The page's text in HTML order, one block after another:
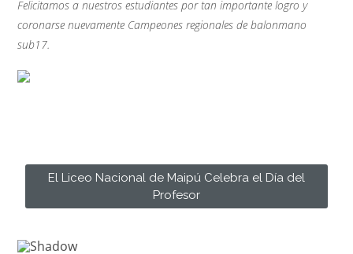
Felicitamos a nuestros estudiantes por tan importante logro y
coronarse nuevamente Campeones regionales de balonmano
sub17.
El Liceo Nacional de Maipú Celebra el Día del
Profesor
El Liceo Nacional de Maipú Celebra el Día del
Profesor